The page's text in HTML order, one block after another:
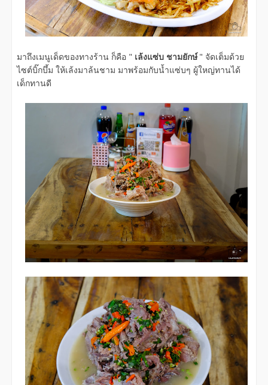
มาถึงเมนูเด็ดของทางร้าน ก็คือ " เล้งแซ่บ ชามยักษ์ " จัดเต็มด้วย
ไซต์บิ๊กบึ้ม ให้เล้งมาล้นชาม มาพร้อมกับน้ำแซ่บๆ ผู้ใหญ่ทานได้
เด็กทานดี